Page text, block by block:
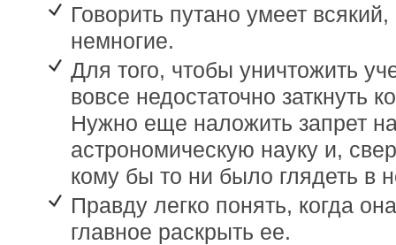
Говорить путано умеет
немногие.
Для того, чтобы уничтожить
вовсе недостаточно заткнуть
Нужно еще наложить запрет
астрономическую науку и,
кому бы то ни было глядеть в
Правду легко понять, когда
главное раскрыть ее.